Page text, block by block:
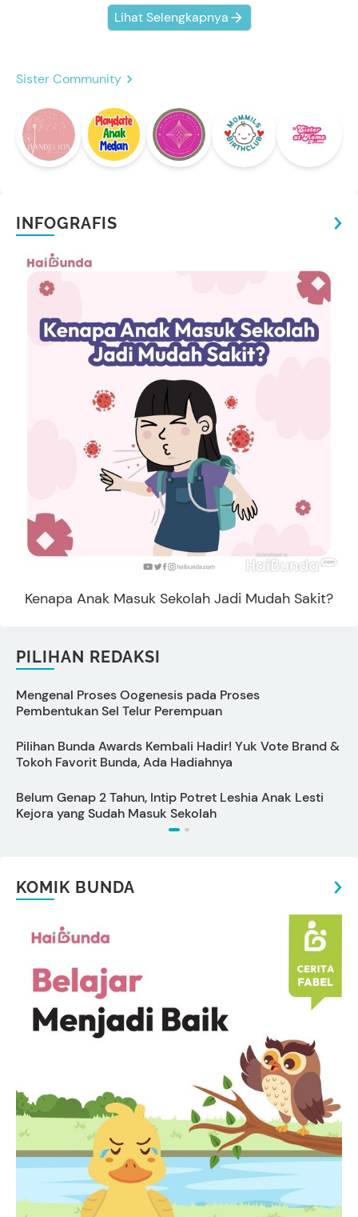
Lihat Selengkapnya
Sister Community
INFOGRAFIS
Kenapa Anak Masuk Sekolah Jadi Mudah Sakit?
PILIHAN REDAKSI
Mengenal Proses Oogenesis pada Proses
Pembentukan Sel Telur Perempuan
Pilihan Bunda Awards Kembali Hadir! Yuk Vote Brand &
Tokoh Favorit Bunda, Ada Hadiahnya
Belum Genap 2 Tahun, Intip Potret Leshia Anak Lesti
Kejora yang Sudah Masuk Sekolah
KOMIK BUNDA